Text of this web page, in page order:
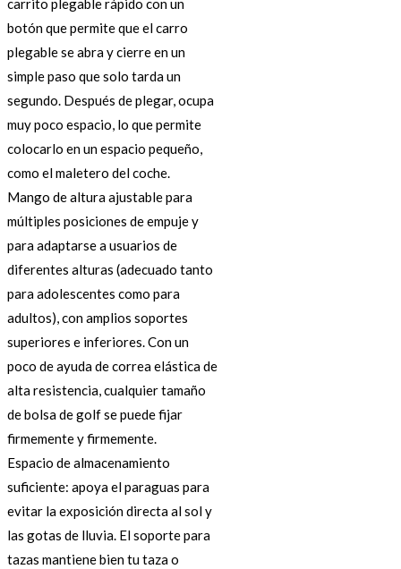
carrito plegable rápido con un
botón que permite que el carro
plegable se abra y cierre en un
simple paso que solo tarda un
segundo. Después de plegar, ocupa
muy poco espacio, lo que permite
colocarlo en un espacio pequeño,
como el maletero del coche.
Mango de altura ajustable para
múltiples posiciones de empuje y
para adaptarse a usuarios de
diferentes alturas (adecuado tanto
para adolescentes como para
adultos), con amplios soportes
superiores e inferiores. Con un
poco de ayuda de correa elástica de
alta resistencia, cualquier tamaño
de bolsa de golf se puede fijar
firmemente y firmemente.
Espacio de almacenamiento
suficiente: apoya el paraguas para
evitar la exposición directa al sol y
las gotas de lluvia. El soporte para
tazas mantiene bien tu taza o